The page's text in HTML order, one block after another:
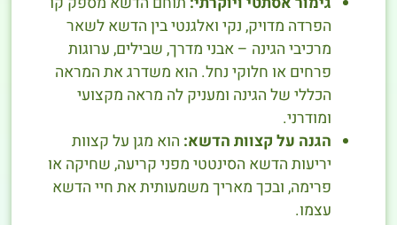
הפרדה מדויק, נקי ואלגנטי בין הדשא לשאר
מרכיבי הגינה – אבני מדרך, שבילים, ערוגות
פרחים או חלוקי נחל. הוא משדרג את המראה
הכללי של הגינה ומעניק לה מראה מקצועי
ומודרני.
הגנה על קצוות הדשא: הוא מגן על קצוות
יריעות הדשא הסינטטי מפני קריעה, שחיקה או
פרימה, ובכך מאריך משמעותית את חיי הדשא
עצמו.